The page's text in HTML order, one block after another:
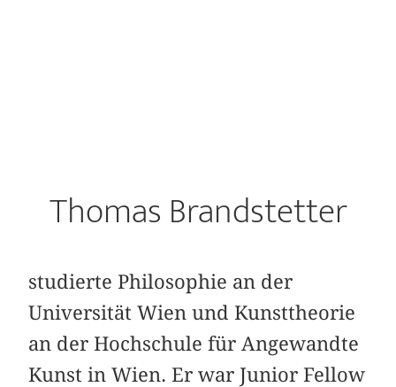
Thomas Brandstetter
studierte Philosophie an der
Universität Wien und Kunsttheorie
an der Hochschule für Angewandte
Kunst in Wien. Er war Junior Fellow